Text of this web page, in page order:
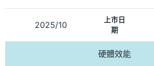
2025/10
上市日
期
硬體效能